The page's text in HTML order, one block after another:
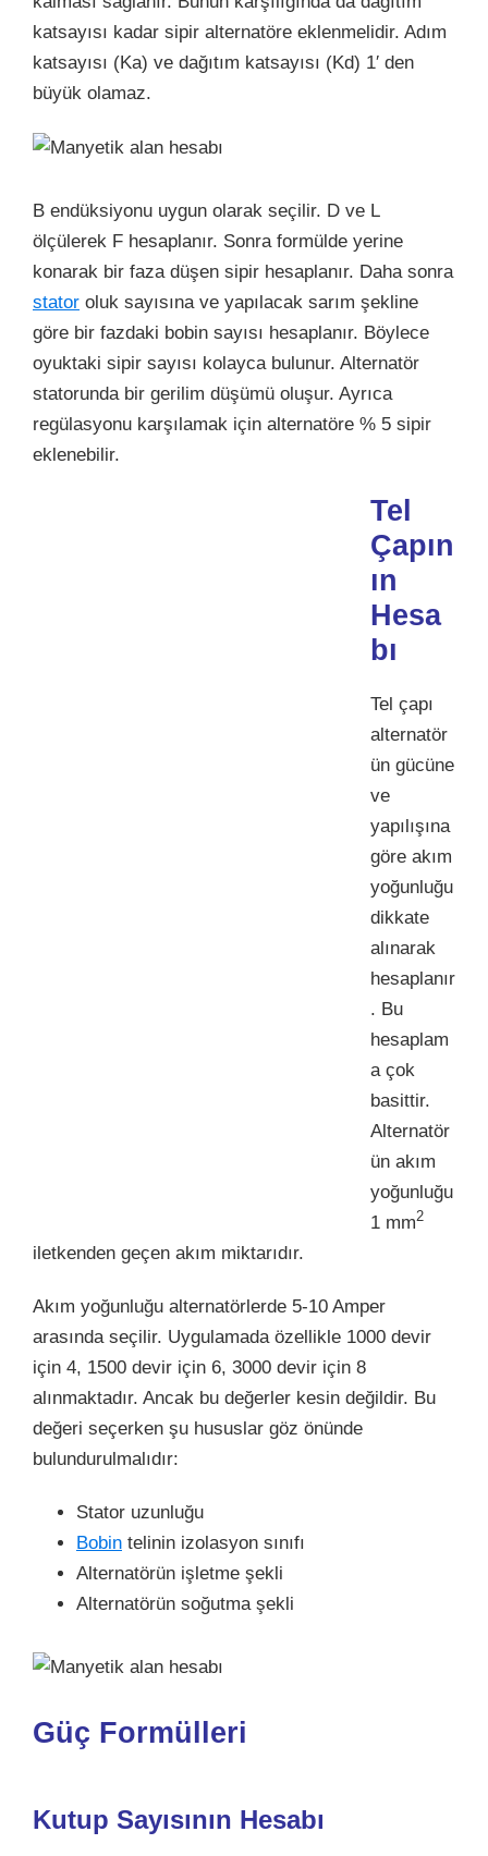
katsayısı kadar sipir alternatöre eklenmelidir. Adım
katsayısı (Ka) ve dağıtım katsayısı (Kd) 1′ den
büyük olamaz.
B endüksiyonu uygun olarak seçilir. D ve L
ölçülerek F hesaplanır. Sonra formülde yerine
konarak bir faza düşen sipir hesaplanır. Daha sonra
stator oluk sayısına ve yapılacak sarım şekline
göre bir fazdaki bobin sayısı hesaplanır. Böylece
oyuktaki sipir sayısı kolayca bulunur. Alternatör
statorunda bir gerilim düşümü oluşur. Ayrıca
regülasyonu karşılamak için alternatöre % 5 sipir
eklenebilir.
Tel
Çapın
ın
Hesa
bı
Tel çapı
alternatör
ün gücüne
ve
yapılışına
göre akım
yoğunluğu
dikkate
alınarak
hesaplanır
. Bu
hesaplam
a çok
basittir.
Alternatör
ün akım
yoğunluğu
1 mm2
iletkenden geçen akım miktarıdır.
Akım yoğunluğu alternatörlerde 5-10 Amper
arasında seçilir. Uygulamada özellikle 1000 devir
için 4, 1500 devir için 6, 3000 devir için 8
alınmaktadır. Ancak bu değerler kesin değildir. Bu
değeri seçerken şu hususlar göz önünde
bulundurulmalıdır:
Stator uzunluğu
Bobin telinin izolasyon sınıfı
Alternatörün işletme şekli
Alternatörün soğutma şekli
Güç Formülleri
Kutup Sayısının Hesabı